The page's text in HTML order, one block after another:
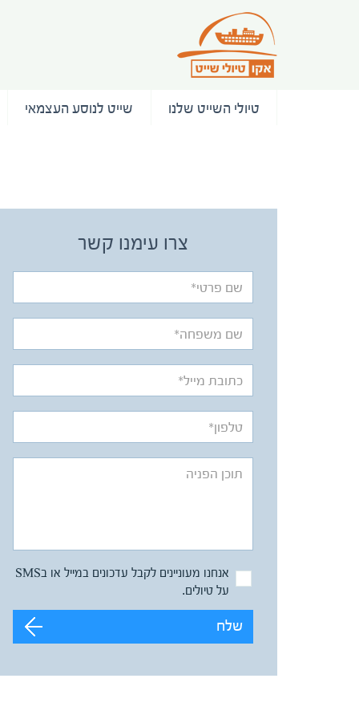
טיולי השייט שלנו שייט לנוסע העצמאי
צרו עימנו קשר
אנחנו מעוניינים לקבל עדכונים במייל או בSMS
על טיולים.
שלח